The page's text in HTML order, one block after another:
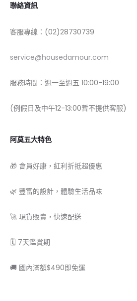
聯絡資訊
客服專線：(02)28730739
service@housedamour.com
服務時間：週一至週五 10:00-19:00
(例假日及中午12-13:00暫不提供客服)
阿莫五大特色
🎁 會員好康，紅利折抵超優惠
🌿 豐富的設計，體驗生活品味
🚀 現貨販賣，快速配送
🗓 7天鑑賞期
🚚 國內滿額$490即免運